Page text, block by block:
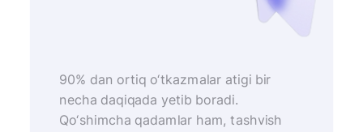
90% dan ortiq o‘tkazmalar atigi bir
necha daqiqada yetib boradi.
Qo‘shimcha qadamlar ham, tashvish